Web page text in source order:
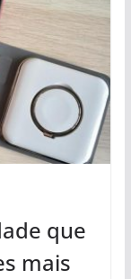
que
mais